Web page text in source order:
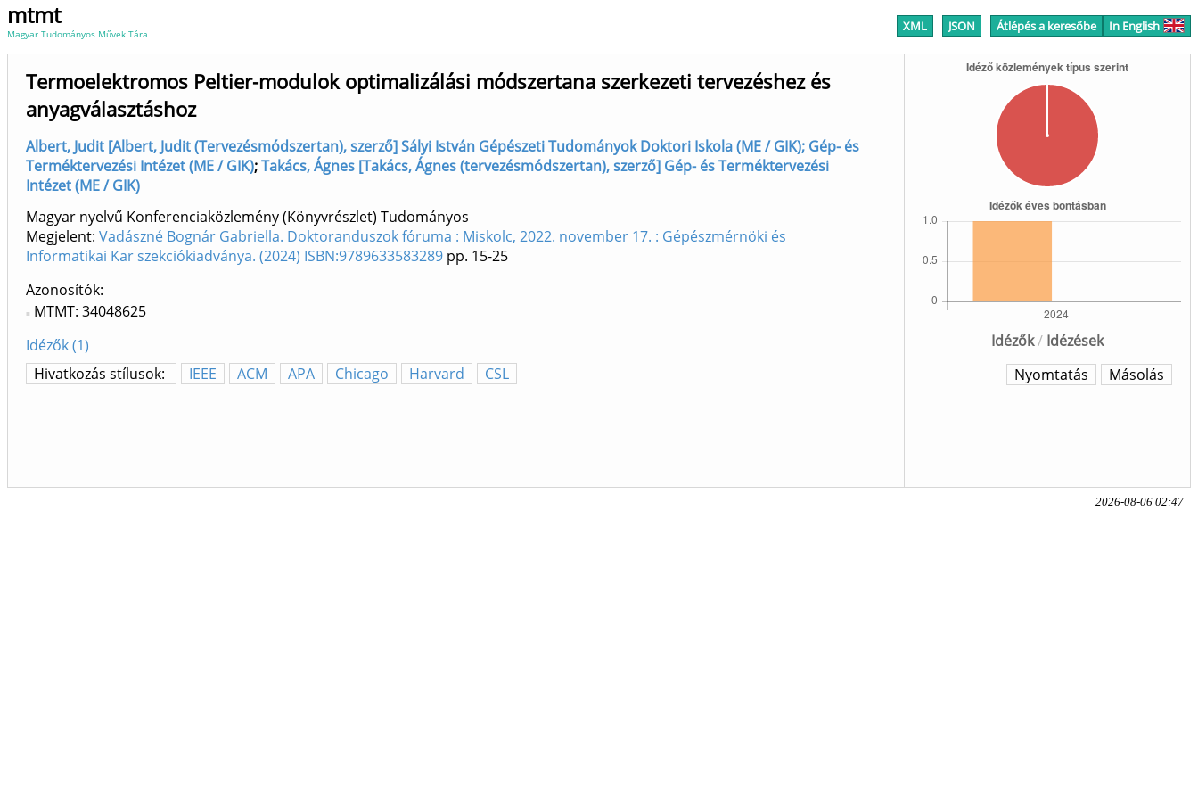
mtmt
Magyar Tudományos Művek Tára XML JSON Átlépés a keresőbe In English
Idézők/ Idézések
Termoelektromos Peltier-modulok optimalizálási módszertana szerkezeti tervezéshez és
anyagválasztáshoz
Albert, Judit [Albert, Judit (Tervezésmódszertan), szerző] Sályi István Gépészeti Tudományok Doktori Iskola (ME / GIK); Gép- és
Terméktervezési Intézet (ME / GIK);Takács, Ágnes [Takács, Ágnes (tervezésmódszertan), szerző] Gép- és Terméktervezési
Intézet (ME / GIK)
Magyar nyelvű Konferenciaközlemény (Könyvrészlet) Tudományos
Megjelent: Vadászné Bognár Gabriella. Doktoranduszok fóruma : Miskolc, 2022. november 17. : Gépészmérnöki és
Informatikai Kar szekciókiadványa. (2024) ISBN:9789633583289 pp. 15-25
Azonosítók
MTMT: 34048625
Idézők (1)
Hivatkozás stílusok:
IEEE ACM APA Chicago Harvard CSL Másolás
Nyomtatás
2026-08-06 02:47